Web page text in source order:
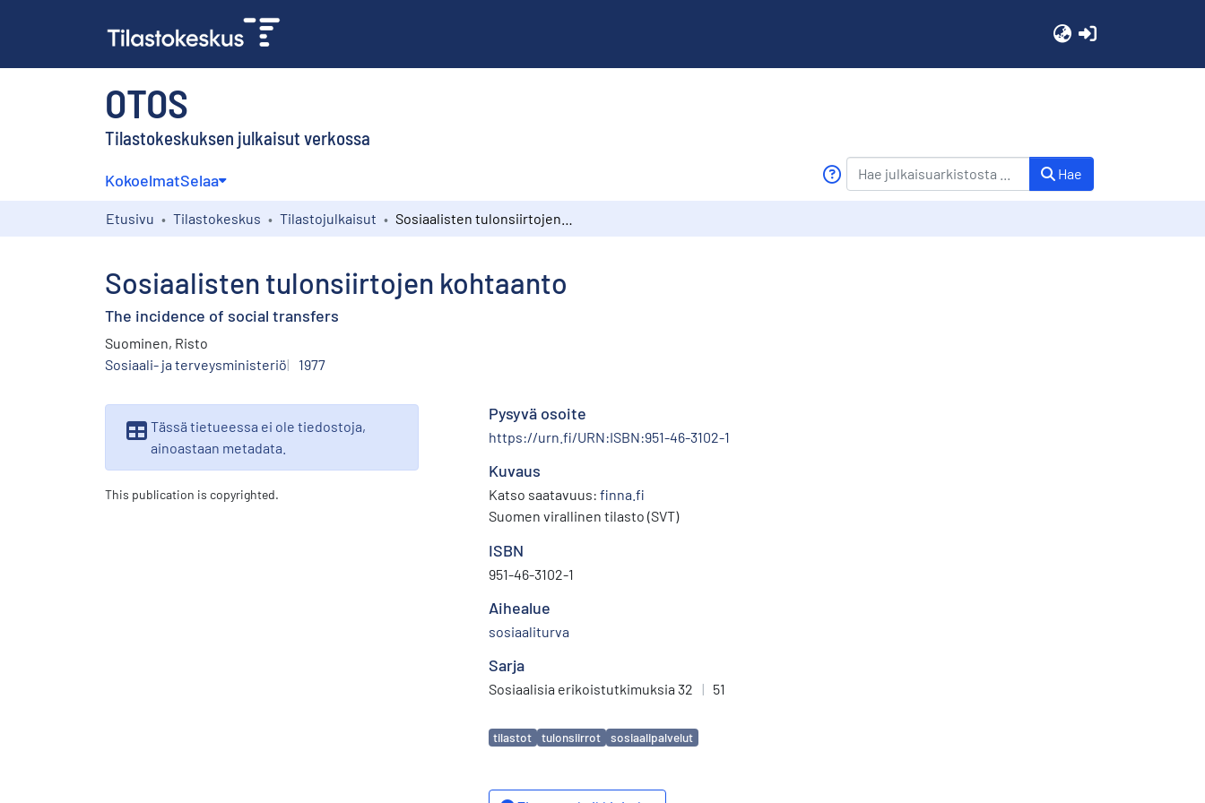
OTOS
Tilastokeskuksen julkaisut verkossa
KokoelmatSelaa Hae
Etusivu Tilastokeskus Tilastojulkaisut
Sosiaalisten tulonsiirtojen kohtaanto
The incidence of social transfers
Suominen, Risto
Sosiaali- ja terveysministeriö
1977
Tässä tietueessa ei ole tiedostoja,
ainoastaan metadata.
This publication is copyrighted.
Pysyvä osoite
https://urn.fi/URN:ISBN:951-46-3102-1
Kuvaus
Katso saatavuus: finna.fi
Suomen virallinen tilasto (SVT)
ISBN
951-46-3102-1
Aihealue
sosiaaliturva
Sarja
Sosiaalisia erikoistutkimuksia 32 | 51
Avainsanat
tilastot tulonsiirrot sosiaalipalvelut